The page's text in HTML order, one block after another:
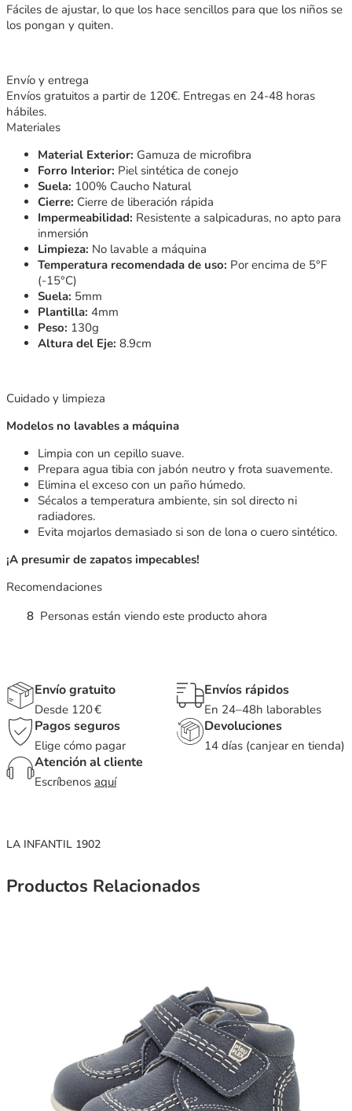
Fáciles de ajustar, lo que los hace sencillos para que los niños se
los pongan y quiten.
Envío y entrega
Envíos gratuitos a partir de 120€. Entregas en 24-48 horas
hábiles.
Materiales
Material Exterior: Gamuza de microfibra
Forro Interior: Piel sintética de conejo
Suela: 100% Caucho Natural
Cierre: Cierre de liberación rápida
Impermeabilidad: Resistente a salpicaduras, no apto para
inmersión
Limpieza: No lavable a máquina
Temperatura recomendada de uso: Por encima de 5°F
(-15°C)
Suela: 5mm
Plantilla: 4mm
Peso: 130g
Altura del Eje: 8.9cm
Cuidado y limpieza
Modelos no lavables a máquina
Limpia con un cepillo suave.
Prepara agua tibia con jabón neutro y frota suavemente.
Elimina el exceso con un paño húmedo.
Sécalos a temperatura ambiente, sin sol directo ni
radiadores.
Evita mojarlos demasiado si son de lona o cuero sintético.
¡A presumir de zapatos impecables!
Recomendaciones
8 Personas están viendo este producto ahora
Envío gratuito
Desde 120 €
Envíos rápidos
En 24–48h laborables
Pagos seguros
Elige cómo pagar
Devoluciones
14 días (canjear en tienda)
Atención al cliente
Escríbenos aquí
LA INFANTIL 1902
Productos Relacionados